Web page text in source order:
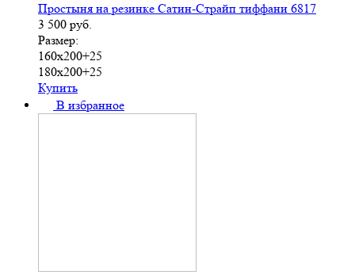
Простыня на резинке Сатин-Страйп тиффани 6817
3 500 руб.
Размер:
160х200+25
180х200+25
Купить
В избранное